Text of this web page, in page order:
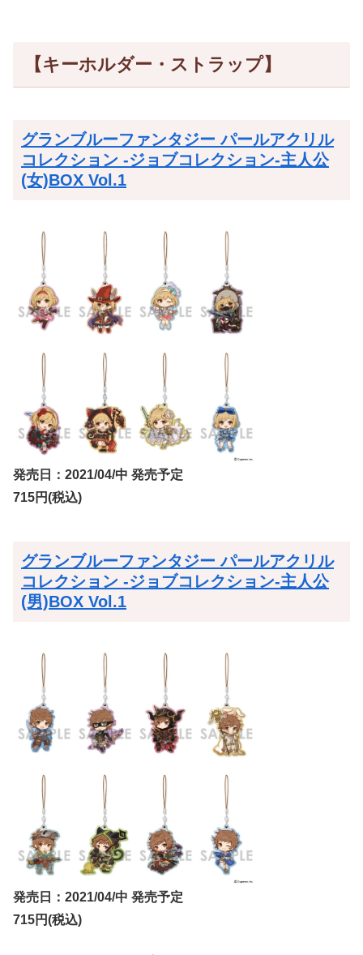
【キーホルダー・ストラップ】
グランブルーファンタジー パールアクリル
コレクション -ジョブコレクション-主人公
(女)BOX Vol.1
発売日：2021/04/中 発売予定
715円(税込)
グランブルーファンタジー パールアクリル
コレクション -ジョブコレクション-主人公
(男)BOX Vol.1
発売日：2021/04/中 発売予定
715円(税込)